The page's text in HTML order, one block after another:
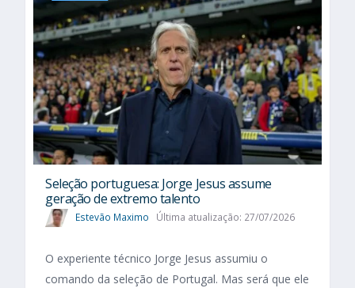
Seleção portuguesa: Jorge Jesus assume
geração de extremo talento
Estevão Maximo Última atualização: 27/07/2026
O experiente técnico Jorge Jesus assumiu o
comando da seleção de Portugal. Mas será que ele